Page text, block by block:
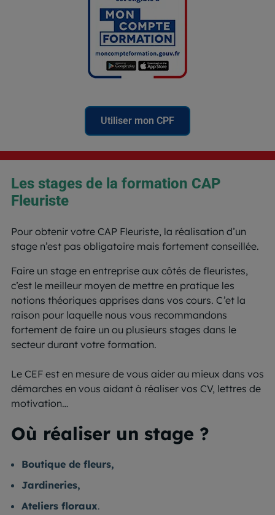
Utiliser mon CPF
Les stages de la formation CAP
Fleuriste
Pour obtenir votre CAP Fleuriste, la réalisation d’un
stage n’est pas obligatoire mais fortement conseillée.
Faire un stage en entreprise aux côtés de fleuristes,
c’est le meilleur moyen de mettre en pratique les
notions théoriques apprises dans vos cours. C’et la
raison pour laquelle nous vous recommandons
fortement de faire un ou plusieurs stages dans le
secteur durant votre formation.
Le CEF est en mesure de vous aider au mieux dans vos
démarches en vous aidant à réaliser vos CV, lettres de
motivation…
Où réaliser un stage ?
Boutique de fleurs,
Jardineries,
Ateliers floraux.